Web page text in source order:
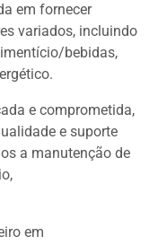
em fornecer
variados, incluindo
bebidas,
e comprometida,
e suporte
a manutenção de
em